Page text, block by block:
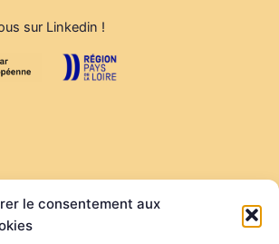
le consentement aux
sur Linkedin !
réunion